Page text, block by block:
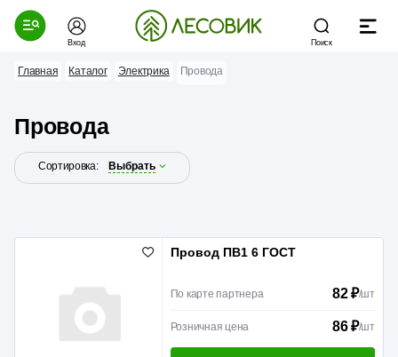
Вход Поиск
Главная Каталог Электрика Провода
Провода
Сортировка: Выбрать
Провод ПВ1 6 ГОСТ
По карте партнера 82 ₽/шт
Розничная цена 86 ₽/шт